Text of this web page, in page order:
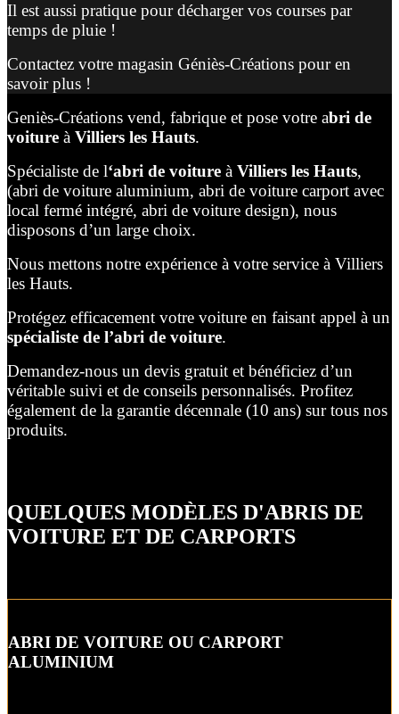
Il est aussi pratique pour décharger vos courses par
temps de pluie !
Contactez votre magasin Géniès-Créations pour en
savoir plus !
Geniès-Créations vend, fabrique et pose votre abri de
voiture à Villiers les Hauts.
Spécialiste de l‘abri de voiture à Villiers les Hauts,
(abri de voiture aluminium, abri de voiture carport avec
local fermé intégré, abri de voiture design), nous
disposons d’un large choix.
Nous mettons notre expérience à votre service à Villiers
les Hauts.
Protégez efficacement votre voiture en faisant appel à un
spécialiste de l’abri de voiture.
Demandez-nous un devis gratuit et bénéficiez d’un
véritable suivi et de conseils personnalisés. Profitez
également de la garantie décennale (10 ans) sur tous nos
produits.
QUELQUES MODÈLES D'ABRIS DE
VOITURE ET DE CARPORTS
ABRI DE VOITURE OU CARPORT
ALUMINIUM